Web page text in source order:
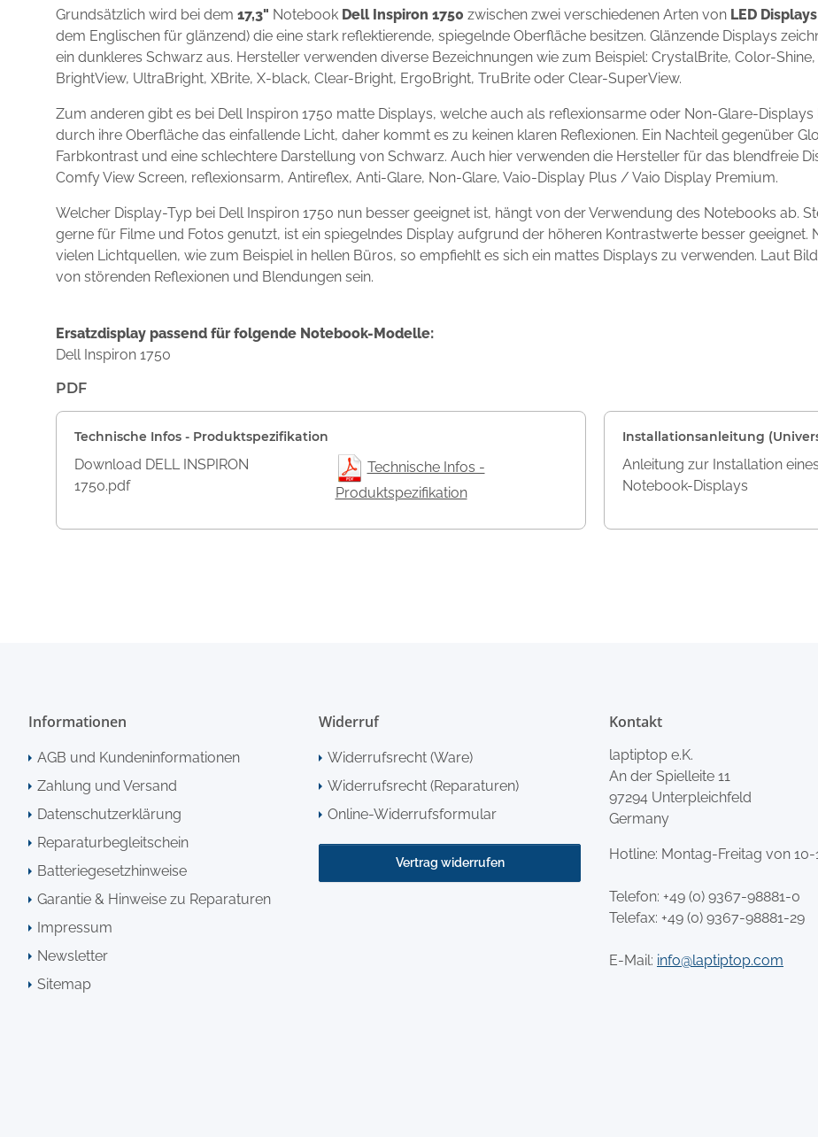
Grundsätzlich wird bei dem 17,3" Notebook Dell Inspiron 1750 zwischen zwei verschiedenen Arten von LED Displays
dem Englischen für glänzend) die eine stark reflektierende, spiegelnde Oberfläche besitzen. Glänzende Displays
ein dunkleres Schwarz aus. Hersteller verwenden diverse Bezeichnungen wie zum Beispiel: CrystalBrite, Color-
BrightView, UltraBright, XBrite, X-black, Clear-Bright, ErgoBright, TruBrite oder Clear-SuperView.
Zum anderen gibt es bei Dell Inspiron 1750 matte Displays, welche auch als reflexionsarme oder Non-Glare-
durch ihre Oberfläche das einfallende Licht, daher kommt es zu keinen klaren Reflexionen. Ein Nachteil gegenüber
Farbkontrast und eine schlechtere Darstellung von Schwarz. Auch hier verwenden die Hersteller für das blendfreie
Comfy View Screen, reflexionsarm, Antireflex, Anti-Glare, Non-Glare, Vaio-Display Plus / Vaio Display Premium.
Welcher Display-Typ bei Dell Inspiron 1750 nun besser geeignet ist, hängt von der Verwendung des Notebooks ab.
gerne für Filme und Fotos genutzt, ist ein spiegelndes Display aufgrund der höheren Kontrastwerte besser
vielen Lichtquellen, wie zum Beispiel in hellen Büros, so empfiehlt es sich ein mattes Displays zu verwenden. Laut
von störenden Reflexionen und Blendungen sein.
Ersatzdisplay passend für folgende Notebook-Modelle:
Dell Inspiron 1750
PDF
Technische Infos - Produktspezifikation
Download DELL INSPIRON
1750.pdf
Technische Infos -
Produktspezifikation
Installationsanleitung
Anleitung zur Installation eines
Notebook-Displays
Informationen
AGB und Kundeninformationen
Zahlung und Versand
Datenschutzerklärung
Reparaturbegleitschein
Batteriegesetzhinweise
Garantie & Hinweise zu Reparaturen
Impressum
Newsletter
Sitemap
Widerruf
Widerrufsrecht (Ware)
Widerrufsrecht (Reparaturen)
Online-Widerrufsformular
Vertrag widerrufen
Kontakt
laptiptop e.K.
An der Spielleite 11
97294 Unterpleichfeld
Germany
Hotline: Montag-Freitag von 10-
Telefon: +49 (0) 9367-98881-0
Telefax: +49 (0) 9367-98881-29
E-Mail: info@laptiptop.com